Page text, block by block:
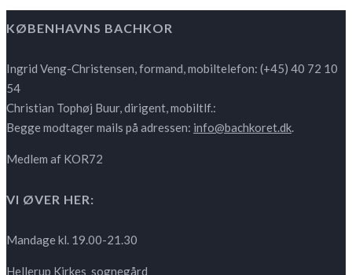
KØBENHAVNS BACHKOR
Ingrid Veng-Christensen, formand, mobiltelefon: (+45) 40 72 10
54
Christian Tophøj Buur, dirigent, mobiltlf.:
Begge modtager mails på adressen: info@bachkoret.dk.
Medlem af KOR72
VI ØVER HER:
Mandage kl. 19.00-21.30
Hellerup Kirkes sognegård